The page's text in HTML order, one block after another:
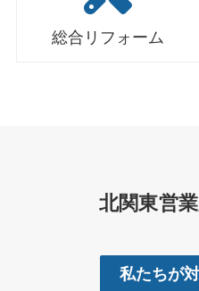
総合リフォーム
北関東営
私たちが